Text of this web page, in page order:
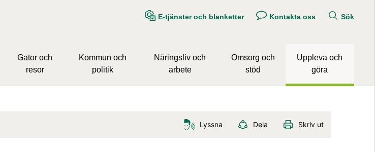
E-tjänster och blanketter Kontakta oss Sök
Gator och
resor
Kommun och
politik
Näringsliv och
arbete
Omsorg och
stöd
Uppleva och
göra
Lyssna Dela Skriv ut